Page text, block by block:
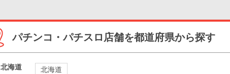
パチンコ・パチスロ店舗を都道府県から探す
北海道 北海道